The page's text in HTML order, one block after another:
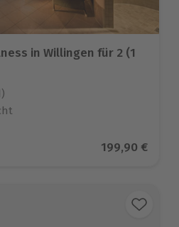
in Willingen für 2 (1
auf 31 Bewertungen
Aktueller
199,90 €